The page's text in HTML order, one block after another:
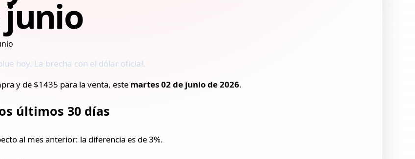
junio
hoy. La brecha con el dólar oficial.
y de $1435 para la venta, este martes 02 de junio de 2026.
últimos 30 días
al mes anterior: la diferencia es de 3%.